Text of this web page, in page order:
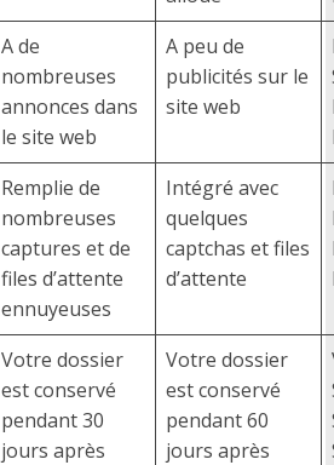
A de
nombreuses
annonces dans
le site web
A peu de
publicités sur le
site web
Remplie de
nombreuses
captures et de
files d’attente
ennuyeuses
Intégré avec
quelques
captchas et files
d’attente
Votre dossier
est conservé
pendant 30
jours après
Votre dossier
est conservé
pendant 60
jours après